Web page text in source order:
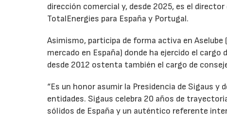
dirección comercial y, desde 2025, es el
TotalEnergies para España y Portugal.
Asimismo, participa de forma activa en Aselube
mercado en España) donde ha ejercido el
desde 2012 ostenta también el cargo de
“Es un honor asumir la Presidencia de Sigaus
entidades. Sigaus celebra 20 años de
sólidos de España y un auténtico referente